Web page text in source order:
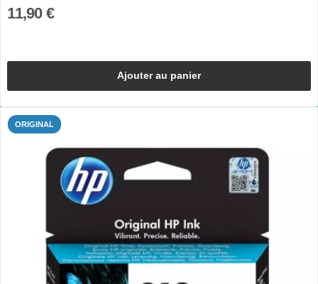
11,90 €
Ajouter au panier
ORIGINAL